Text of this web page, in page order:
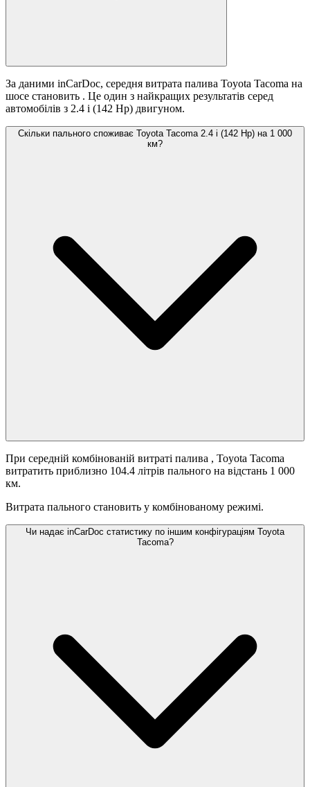
За даними inCarDoc, середня витрата палива Toyota Tacoma на
шосе становить . Це один з найкращих результатів серед
автомобілів з 2.4 i (142 Hp) двигуном.
Скільки пального споживає Toyota Tacoma 2.4 i (142 Hp) на 1 000
км?
При середній комбінованій витраті палива , Toyota Tacoma
витратить приблизно 104.4 літрів пального на відстань 1 000
км.
Витрата пального становить у комбінованому режимі.
Чи надає inCarDoc статистику по іншим конфігураціям Toyota
Tacoma?